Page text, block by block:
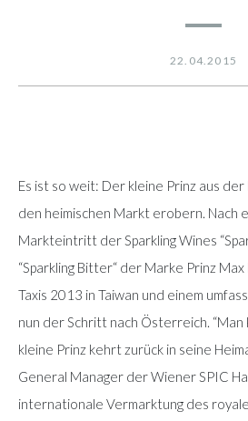
22.04.2015
Es ist so weit: Der kleine Prinz aus
den heimischen Markt erobern. Nach
Markteintritt der Sparkling Wines
“Sparkling Bitter“ der Marke Prinz
Taxis 2013 in Taiwan und einem
nun der Schritt nach Österreich.
kleine Prinz kehrt zurück in seine
General Manager der Wiener SPIC
internationale Vermarktung des